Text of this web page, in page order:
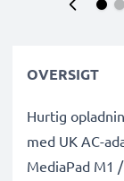
OVERSIGT
Hurtig
med UK AC-
MediaPad M1